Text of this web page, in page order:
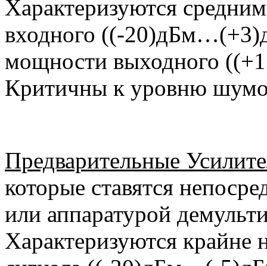
Характеризуются
входного ((-
мощности выходного
Критичны к уровню
Предварительные
которые ставятся
или аппаратурой
Характеризуются